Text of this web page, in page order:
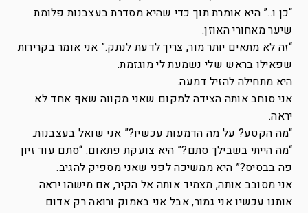
“כן ו..” היא אומרת תוך כדי שהיא מסדרת בעצבנות פלומת
שיער מאחורי האוזן.
“זה לא מתאים יותר מור, צריך לדעת לנתק.” אני אומר בקרירות
שפאילו בראש שלי נשמעת לי מוגזמת.
היא מתחילה להזיל דמעה.
אני סוחב אותה הצידה למקום שאני מקווה שאף אחד לא
יראה.
“מה הקטע? על מה הדמעות עכשיו?” אני שואל בעצבנות.
“מה הייתי בשבילך סתם?” היא צועקת פתאום. “סתם עוד זיון
פה בבסיס?” היא ממשיכה לפני שאני מספיק להגיב.
אני מסובב אותה, מצמיד אותה אל הקיר, אם מישהו יראה
אותנו עכשיו אני גמור, אבל אני באמוק ורואה רק אדום